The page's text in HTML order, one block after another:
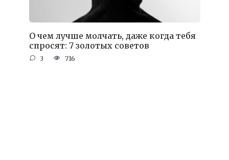
О чем лучше молчать, даже когда тебя
спросят: 7 золотых советов
3 716